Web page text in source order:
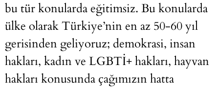
bu tür konularda eğitimsiz. Bu konularda
ülke olarak Türkiye’nin en az 50-60 yıl
gerisinden geliyoruz; demokrasi, insan
hakları, kadın ve LGBTİ+ hakları, hayvan
hakları konusunda çağımızın hatta